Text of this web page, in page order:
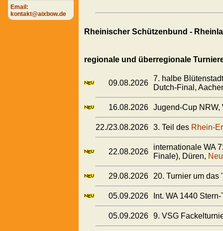
Email:
kontakt@aixbow.de
Rheinischer Schützenbund -
regionale und überregionale
09.08.2026
7. halbe
Dutch-Final,
16.08.2026 Jugend-Cup NRW,
22./23.08.2026 3. Teil des Rhein-
22.08.2026
internationale WA
Finale), Düren,
29.08.2026 20. Turnier um
05.09.2026 Int. WA 1440
05.09.2026 9. VSG